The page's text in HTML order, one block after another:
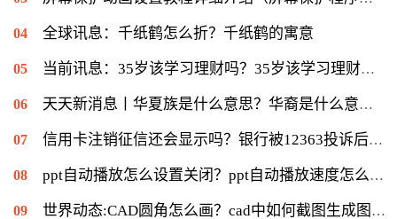
全球讯息：千纸鹤怎么折？千纸鹤的寓意
当前讯息：35岁该学习理财吗？35岁该学习理财会不会太迟？
天天新消息丨华夏族是什么意思？华裔是什么意思：华侨在侨居国生下的子女
信用卡注销征信还会显示吗？银行被12363投诉后果是什么？|环球通讯
ppt自动播放怎么设置关闭？ppt自动播放速度怎么调慢？ 世界报资讯
世界动态:CAD圆角怎么画？cad中如何截图生成图片？